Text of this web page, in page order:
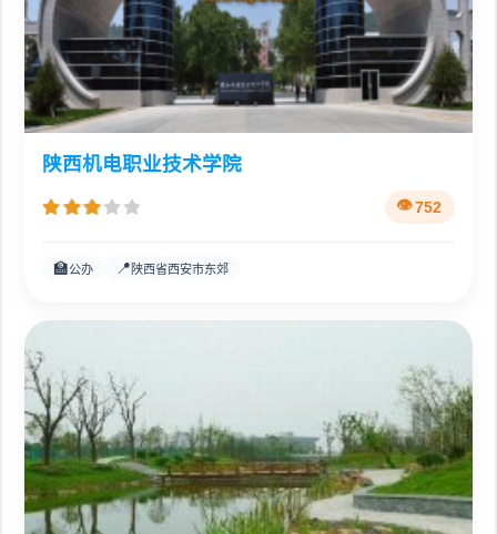
陕西机电职业技术学院
752
🏫公办 📍 陕西省西安市东郊